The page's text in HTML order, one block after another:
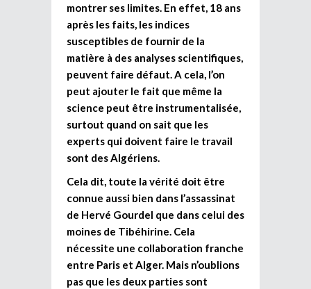
montrer ses limites. En effet, 18 ans
après les faits, les indices
susceptibles de fournir de la
matière à des analyses scientifiques,
peuvent faire défaut. A cela, l’on
peut ajouter le fait que même la
science peut être instrumentalisée,
surtout quand on sait que les
experts qui doivent faire le travail
sont des Algériens.
Cela dit, toute la vérité doit être
connue aussi bien dans l’assassinat
de Hervé Gourdel que dans celui des
moines de Tibéhirine. Cela
nécessite une collaboration franche
entre Paris et Alger. Mais n’oublions
pas que les deux parties sont